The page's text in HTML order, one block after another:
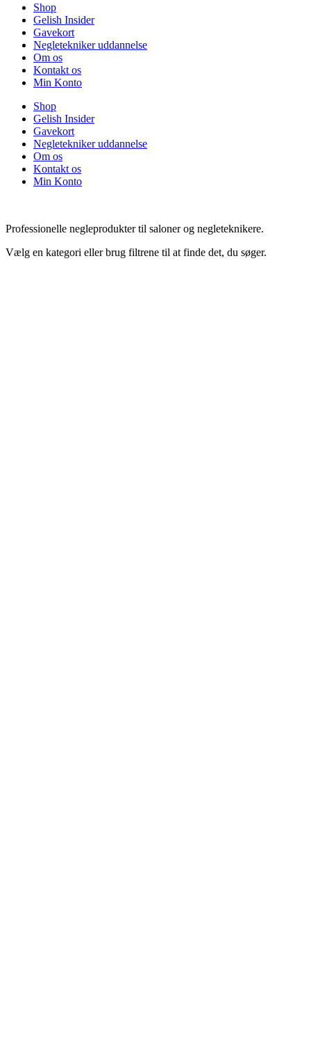
Shop
Gelish Insider
Gavekort
Negletekniker uddannelse
Om os
Kontakt os
Min Konto
Shop
Gelish Insider
Gavekort
Negletekniker uddannelse
Om os
Kontakt os
Min Konto
Professionelle negleprodukter til saloner og negleteknikere.
Vælg en kategori eller brug filtrene til at finde det, du søger.